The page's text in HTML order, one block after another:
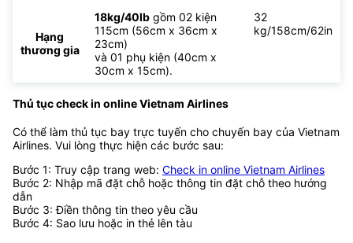
Hạng
thương gia
18kg/40lb gồm 02 kiện
115cm (56cm x 36cm x
23cm)
và 01 phụ kiện (40cm x
30cm x 15cm).
32
kg/158cm/62in
Thủ tục check in online Vietnam Airlines
Có thể làm thủ tục bay trực tuyến cho chuyến bay của Vietnam
Airlines. Vui lòng thực hiện các bước sau:
Bước 1: Truy cập trang web: Check in online Vietnam Airlines
Bước 2: Nhập mã đặt chỗ hoặc thông tin đặt chỗ theo hướng
dẫn
Bước 3: Điền thông tin theo yêu cầu
Bước 4: Sao lưu hoặc in thẻ lên tàu